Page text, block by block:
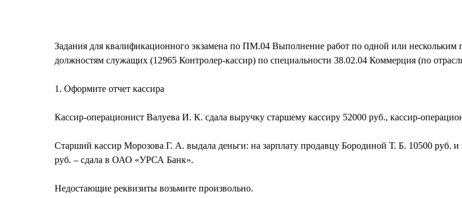
Задания для квалификационного экзамена по ПМ.04 Выполнение работ по одной или нескольким
должностям служащих (12965 Контролер-кассир) по специальности 38.02.04 Коммерция (по
1. Оформите отчет кассира
Кассир-операционист Валуева И. К. сдала выручку старшему кассиру 52000 руб., кассир-
Старший кассир Морозова Г. А. выдала деньги: на зарплату продавцу Бородиной Т. Б. 10500 руб.
руб. – сдала в ОАО «УРСА Банк».
Недостающие реквизиты возьмите произвольно.